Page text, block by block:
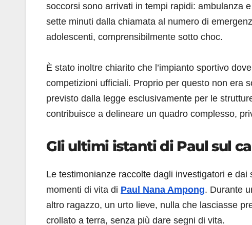
soccorsi sono arrivati in tempi rapidi: ambulanza
sette minuti dalla chiamata al numero di
adolescenti, comprensibilmente sotto choc.
È stato inoltre chiarito che l’impianto sportivo
competizioni ufficiali. Proprio per questo non era
previsto dalla legge esclusivamente per le
contribuisce a delineare un quadro complesso,
Gli ultimi istanti di Paul sul
Le testimonianze raccolte dagli investigatori e
momenti di vita di Paul Nana Ampong. Durante
altro ragazzo, un urto lieve, nulla che lasciasse
crollato a terra, senza più dare segni di vita.